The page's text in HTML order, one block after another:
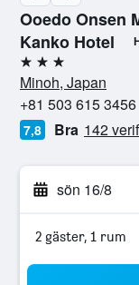
Ooedo Onsen
Kanko Hotel
3 stjärnor
Minoh, Japan
+81 503 615 3456
7,8 Bra 142
sön 16/8
2 gäster, 1 rum